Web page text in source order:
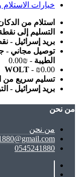
خيارات
استلام من
التسليم إلى
بريد إسرائيل -
توصيل مجاني -
الطيبة - ₪0.00
WOLT - ₪0.00
تسليم سريع من
بريد إسرائيل -
ﻣﻦ ﻧﺤﻦ
ﻣﻦ ﻧﺤﻦ
0545241880